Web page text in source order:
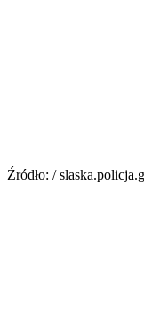
Źródło: /